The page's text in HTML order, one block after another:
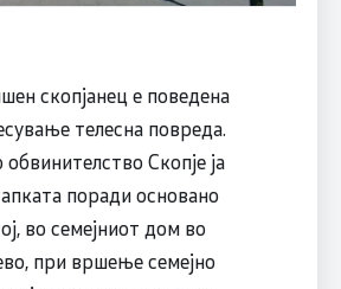
скопјанец е поведена
телесна повреда.
Скопје ја
поради основано
во семејниот дом во
при вршење семејно